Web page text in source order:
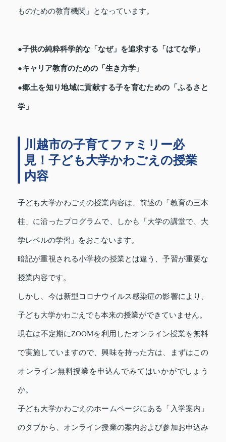
ものための教育機関」となっています。
●子供の純粋科学的な「なぜ」を追求する「はてな学」
●キャリア教育のための「生き方学」
●郷土を知り地域に貢献する子を育むための「ふるさと
学」
川越市の子育てファミリー必
見！子ども大学かわごえの授業
内容
子ども大学かわごえの授業内容は、前述の「教育の三本
柱」に沿ったプログラムで、しかも「大学の講堂で、大
学レベルの学習」をおこないます。
暗記が重視される小学校の授業とは違う、予習が重要な
授業内容です。
しかし、今は新型コロナウイルス感染症の影響により、
子ども大学かわごえでも本来の授業ができていません。
現在は不定期にZOOMを利用したオンライン授業を無料
で実施していますので、興味を持った方は、まずはこの
オンライン無料授業を申込んでみてはいかがでしょう
か。
子ども大学かわごえのホームページにある「入学案内」
のタブから、オンライン授業の案内および参加お申込み